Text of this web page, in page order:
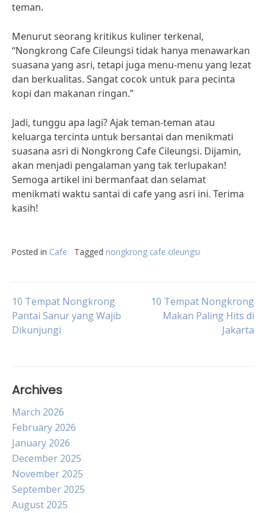
teman.
Menurut seorang kritikus kuliner terkenal,
“Nongkrong Cafe Cileungsi tidak hanya menawarkan
suasana yang asri, tetapi juga menu-menu yang lezat
dan berkualitas. Sangat cocok untuk para pecinta
kopi dan makanan ringan.”
Jadi, tunggu apa lagi? Ajak teman-teman atau
keluarga tercinta untuk bersantai dan menikmati
suasana asri di Nongkrong Cafe Cileungsi. Dijamin,
akan menjadi pengalaman yang tak terlupakan!
Semoga artikel ini bermanfaat dan selamat
menikmati waktu santai di cafe yang asri ini. Terima
kasih!
Posted in Cafe Tagged nongkrong cafe cileungsi
Post
navigation
10 Tempat Nongkrong
Pantai Sanur yang Wajib
Dikunjungi
10 Tempat Nongkrong
Makan Paling Hits di
Jakarta
Archives
March 2026
February 2026
January 2026
December 2025
November 2025
September 2025
August 2025